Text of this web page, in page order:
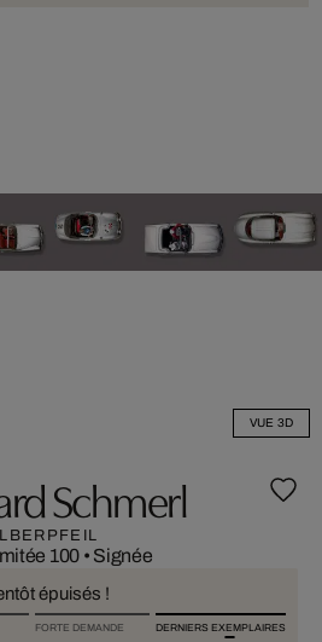
VUE 3D
Schmerl
100 • Signée
épuisés !
FORTE DEMANDE DERNIERS EXEMPLAIRES